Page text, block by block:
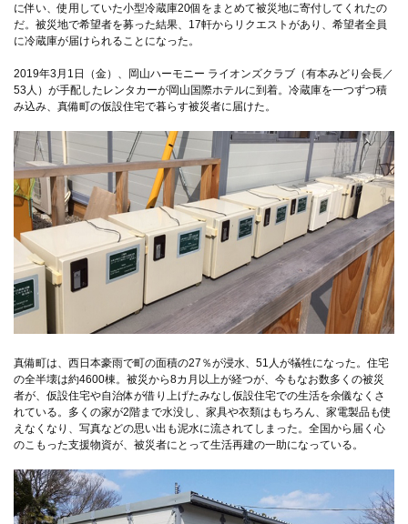
に伴い、使用していた小型冷蔵庫20個をまとめて被災地に寄付してくれたの
だ。被災地で希望者を募った結果、17軒からリクエストがあり、希望者全員
に冷蔵庫が届けられることになった。
2019年3月1日（金）、岡山ハーモニー ライオンズクラブ（有本みどり会長／
53人）が手配したレンタカーが岡山国際ホテルに到着。冷蔵庫を一つずつ積
み込み、真備町の仮設住宅で暮らす被災者に届けた。
真備町は、西日本豪雨で町の面積の27％が浸水、51人が犠牲になった。住宅
の全半壊は約4600棟。被災から8カ月以上が経つが、今もなお数多くの被災
者が、仮設住宅や自治体が借り上げたみなし仮設住宅での生活を余儀なくさ
れている。多くの家が2階まで水没し、家具や衣類はもちろん、家電製品も使
えなくなり、写真などの思い出も泥水に流されてしまった。全国から届く心
のこもった支援物資が、被災者にとって生活再建の一助になっている。